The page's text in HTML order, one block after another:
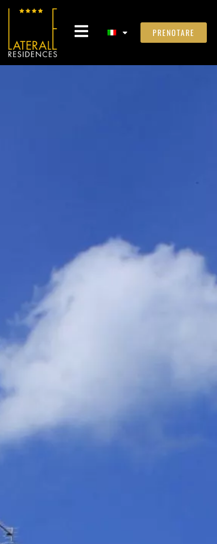
PRENOTARE